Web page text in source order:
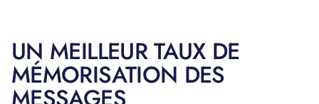
UN MEILLEUR TAUX DE
MÉMORISATION DES